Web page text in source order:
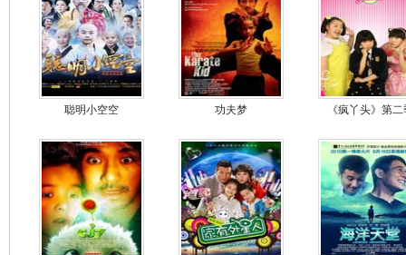
聪明小空空 功夫梦 《疯丫头》第二